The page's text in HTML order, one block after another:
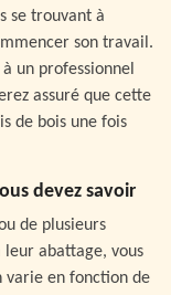
se trouvant à
son travail.
un professionnel
assuré que cette
de bois une fois
devez savoir
de plusieurs
leur abattage, vous
varie en fonction de